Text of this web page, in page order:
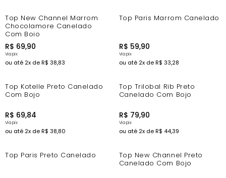
Top New Channel Marrom
Chocolamore Canelado
Com Bojo
R$ 69,90
ou até 2x deR$ 38,83
Top Paris Marrom Canelado
R$ 59,90
ou até 2x deR$ 33,28
Top Kotelle Preto Canelado
Com Bojo
R$ 69,84
ou até 2x deR$ 38,80
Top Trilobal Rib Preto
Canelado Com Bojo
R$ 79,90
ou até 2x deR$ 44,39
Top Paris Preto Canelado
Top New Channel Preto
Canelado Com Bojo